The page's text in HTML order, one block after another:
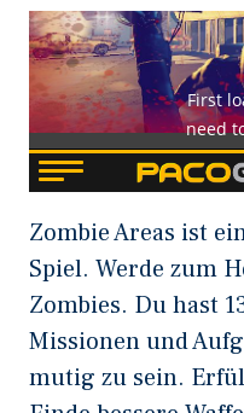
Zombie Areas ist
Spiel. Werde zum
Zombies. Du hast
Missionen und
mutig zu sein.